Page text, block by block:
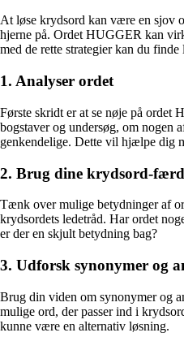
At løse krydsord kan være en sjov
hjerne på. Ordet HUGGER kan
med de rette strategier kan du finde
1. Analyser ordet
Første skridt er at se nøje på ordet
bogstaver og undersøg, om nogen
genkendelige. Dette vil hjælpe dig
2. Brug dine krydsord-
Tænk over mulige betydninger af
krydsordets ledetråd. Har ordet
er der en skjult betydning bag?
3. Udforsk synonymer og
Brug din viden om synonymer og
mulige ord, der passer ind i
kunne være en alternativ løsning.